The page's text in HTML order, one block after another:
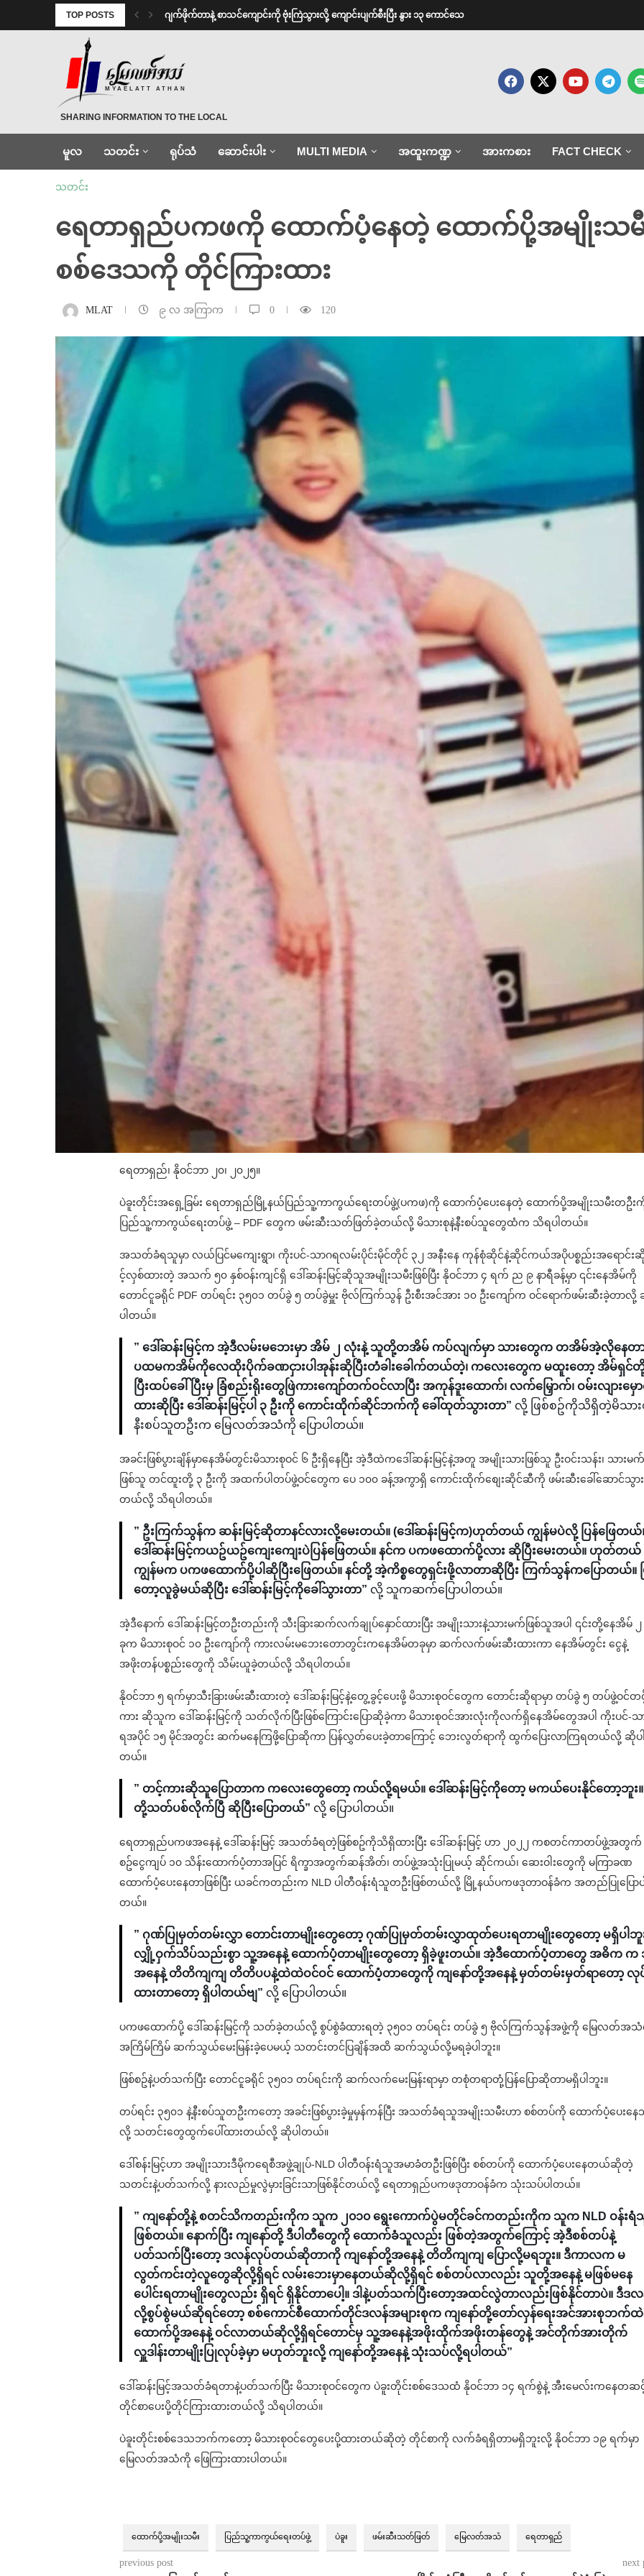
TOP POSTS ⁨⁩ ⁨ဂျက်ဖိုက်တာနဲ့ စာသင်ကျောင်းကို ဗုံးကြဲသွားလို့ ကျောင်းပျက်စီးပြီး နွား ၁၃ ကောင်သေ
MYAELATT ATHAN
SHARING INFORMATION TO THE LOCAL
မူလ သတင်း ရုပ်သံ ဆောင်းပါး MULTI MEDIA အထူးကဏ္ဍ အားကစား FACT CHECK
သတင်း
ရေတာရှည်ပကဖကို ထောက်ပံ့နေတဲ့ ထောက်ပို့အမျိုးသမီ
စစ်ဒေသကို တိုင်ကြားထား
MLAT ၉ လ အကြာက 0 120
ရေတာရှည်၊ နိုဝင်ဘာ ၂၀၊ ၂၀၂၅။
ပဲခူးတိုင်းအရှေ့ခြမ်း ရေတာရှည်မြို့နယ်ပြည်သူ့ကာကွယ်ရေးတပ်ဖွဲ့(ပကဖ)ကို ထောက်ပံ့ပေးနေတဲ့ ထောက်ပို့အမျိုးသမီးတဦး
ပြည်သူ့ကာကွယ်ရေးတပ်ဖွဲ့ – PDF တွေက ဖမ်းဆီးသတ်ဖြတ်ခဲ့တယ်လို့ မိသားစုနဲ့နီးစပ်သူတွေထံက သိရပါတယ်။
အသတ်ခံရသူမှာ လယ်ပြင်မကျေးရွာ၊ ကိုးပင်-သာဂရလမ်းပိုင်းမိုင်တိုင် ၃၂ အနီးနေ ကုန်စုံဆိုင်နဲ့ဆိုင်ကယ်အပိုပစ္စည်းအရောင်း
င့်လှစ်ထားတဲ့ အသက် ၅၀ နှစ်ဝန်းကျင်ရှိ ဒေါ်ဆန်းမြင့်ဆိုသူအမျိုးသမီးဖြစ်ပြီး နိုဝင်ဘာ ၄ ရက် ည ၉ နာရီခန့်မှာ ၎င်းနေအိမ်ကို
တောင်ငူခရိုင် PDF တပ်ရင်း ၃၅၀၁ တပ်ခွဲ ၅ တပ်ခွဲမှူး ဗိုလ်ကြက်သွန် ဦးစီးအင်အား ၁၀ ဦးကျော်က ဝင်ရောက်ဖမ်းဆီးခဲ့တာလို့
ပါတယ်။
” ဒေါ်ဆန်းမြင့်က အဲ့ဒီလမ်းမဘေးမှာ အိမ် ၂ လုံးနဲ့ သူတို့တအိမ် ကပ်လျက်မှာ သားတွေက တအိမ်အဲ့လိုနေတာ
ပထမကအိမ်ကိုလေထိုးပိုက်ခဏငှားပါအုန်းဆိုပြီးတံခါးခေါက်တယ်တဲ့၊ ကလေးတွေက မထူးတော့ အိမ်ရှင်
ပြီးထပ်ခေါ်ပြီးမှ ခြံစည်းရိုးတွေဖြဲကားကျော်တက်ဝင်လာပြီး အကုန်ဒူးထောက်၊ လက်မြှောက်၊ ဝမ်းလျားမှေ
ထားဆိုပြီး ဒေါ်ဆန်းမြင့်ပါ ၃ ဦးကို ကောင်းထိုက်ဆိုင်ဘက်ကို ခေါ်ထုတ်သွားတာ” လို့ ဖြစ်စဥ်ကိုသိရှိတဲ့မိသား
နီးစပ်သူတဦးက မြေလတ်အသံကို ပြောပါတယ်။
အခင်းဖြစ်ပွားချိန်မှာနေအိမ်တွင်းမိသားစုဝင် ၆ ဦးရှိနေပြီး အဲ့ဒီထဲကဒေါ်ဆန်းမြင့်နဲ့အတူ အမျိုးသားဖြစ်သူ ဦးဝင်းသန်း၊ သားမက်
ဖြစ်သူ တင်ထူးတို့ ၃ ဦးကို အထက်ပါတပ်ဖွဲ့ဝင်တွေက ပေ ၁၀၀ ခန့်အကွာရှိ ကောင်းထိုက်စျေးဆိုင်ဆီကို ဖမ်းဆီးခေါ်ဆောင်သွား
တယ်လို့ သိရပါတယ်။
” ဦးကြက်သွန်က ဆန်းမြင့်ဆိုတာနင်လားလို့မေးတယ်။ (ဒေါ်ဆန်းမြင့်က)ဟုတ်တယ် ကျွန်မပဲလို့ ပြန်ဖြေတယ်
ဒေါ်ဆန်းမြင့်ကယဥ်ယဥ်ကျေးကျေးပဲပြန်ဖြေတယ်။ နင်က ပကဖထောက်ပို့လား ဆိုပြီးမေးတယ်။ ဟုတ်တယ်
ကျွန်မက ပကဖထောက်ပို့ပါဆိုပြီးဖြေတယ်။ နင်တို့ အဲ့ကိစ္စတွေရှင်းဖို့လာတာဆိုပြီး ကြက်သွန်ကပြောတယ်။ ပ
တော့လူခွဲမယ်ဆိုပြီး ဒေါ်ဆန်းမြင့်ကိုခေါ်သွားတာ” လို့ သူကဆက်ပြောပါတယ်။
အဲ့ဒီနောက် ဒေါ်ဆန်းမြင့်တဦးတည်းကို သီးခြားဆက်လက်ချုပ်နှောင်ထားပြီး အမျိုးသားနဲ့သားမက်ဖြစ်သူအပါ ၎င်းတို့နေအိမ် ၂
ခုက မိသားစုဝင် ၁၀ ဦးကျော်ကို ကားလမ်းမဘေးတောတွင်းကနေအိမ်တခုမှာ ဆက်လက်ဖမ်းဆီးထားကာ နေအိမ်တွင်း ငွေနဲ့
အဖိုးတန်ပစ္စည်းတွေကို သိမ်းယူခဲ့တယ်လို့ သိရပါတယ်။
နိုဝင်ဘာ ၅ ရက်မှာသီးခြားဖမ်းဆီးထားတဲ့ ဒေါ်ဆန်းမြင့်နဲ့တွေ့ခွင့်ပေးဖို့ မိသားစုဝင်တွေက တောင်းဆိုရာမှာ တပ်ခွဲ ၅ တပ်ဖွဲ့ဝင်တ
ကား ဆိုသူက ဒေါ်ဆန်းမြင့်ကို သတ်လိုက်ပြီးဖြစ်ကြောင်းပြောဆိုခဲ့ကာ မိသားစုဝင်အားလုံးကိုလက်ရှိနေအိမ်တွေအပါ ကိုးပင်-သ
ရအပိုင် ၁၅ မိုင်အတွင်း ဆက်မနေကြဖို့ပြောဆိုကာ ပြန်လွှတ်ပေးခဲ့တာကြောင့် ဘေးလွတ်ရာကို ထွက်ပြေးလာကြရတယ်လို့ ဆိုပါ
တယ်။
” တင့်ကားဆိုသူပြောတာက ကလေးတွေတော့ ကယ်လို့ရမယ်။ ဒေါ်ဆန်းမြင့်ကိုတော့ မကယ်ပေးနိုင်တော့ဘူး။
တို့သတ်ပစ်လိုက်ပြီ ဆိုပြီးပြောတယ်” လို့ ပြောပါတယ်။
ရေတာရှည်ပကဖအနေနဲ့ ဒေါ်ဆန်းမြင့် အသတ်ခံရတဲ့ဖြစ်စဥ်ကိုသိရှိထားပြီး ဒေါ်ဆန်းမြင့် ဟာ ၂၀၂၂ ကစတင်ကာတပ်ဖွဲ့အတွ
စဥ်ငွေကျပ် ၁၀ သိန်းထောက်ပံ့တာအပြင် ရိက္ခာအတွက်ဆန်အိတ်၊ တပ်ဖွဲ့အသုံးပြုမယ့် ဆိုင်ကယ်၊ ဆေးဝါးတွေကို မကြာခဏ
ထောက်ပံ့ပေးနေတာဖြစ်ပြီး ယခင်ကတည်းက NLD ပါတီဝန်းရံသူတဦးဖြစ်တယ်လို့ မြို့နယ်ပကဖဒုတာဝန်ခံက အတည်ပြုပြောပ
တယ်။
” ဂုဏ်ပြုမှတ်တမ်းလွှာ တောင်းတာမျိုးတွေတော့ ဂုဏ်ပြုမှတ်တမ်းလွှာထုတ်ပေးရတာမျိုးတွေတော့ မရှိပါဘူ
လျှို့ဝှက်သိပ်သည်းစွာ သူ့အနေနဲ့ ထောက်ပံ့တာမျိုးတွေတော့ ရှိခဲ့ဖူးတယ်။ အဲ့ဒီထောက်ပံ့တာတွေ အဓိက က
အနေနဲ့ တိတိကျကျ တိတိပပနဲ့ထဲထဲဝင်ဝင် ထောက်ပံ့တာတွေကို ကျနော်တို့အနေနဲ့ မှတ်တမ်းမှတ်ရာတော့ လု
ထားတာတော့ ရှိပါတယ်ဗျ” လို့ ပြောပါတယ်။
ပကဖထောက်ပို့ ဒေါ်ဆန်းမြင့်ကို သတ်ခဲ့တယ်လို့ စွပ်စွဲခံထားရတဲ့ ၃၅၀၁ တပ်ရင်း တပ်ခွဲ ၅ ဗိုလ်ကြက်သွန်အဖွဲ့ကို မြေလတ်အ
အကြိမ်ကြိမ် ဆက်သွယ်မေးမြန်းခဲ့ပေမယ့် သတင်းတင်ပြချိန်အထိ ဆက်သွယ်လို့မရခဲ့ပါဘူး။
ဖြစ်စဥ်နဲ့ပတ်သက်ပြီး တောင်ငူခရိုင် ၃၅၀၁ တပ်ရင်းကို ဆက်လက်မေးမြန်းရာမှာ တစုံတရာတုံ့ပြန်ပြောဆိုတာမရှိပါဘူး။
တပ်ရင်း ၃၅၀၁ နဲ့နီးစပ်သူတဦးကတော့ အခင်းဖြစ်ပွားခဲ့မှုမှန်ကန်ပြီး အသတ်ခံရသူအမျိုးသမီးဟာ စစ်တပ်ကို ထောက်ပံ့ပေးနေ
လို့ သတင်းတွေထွက်ပေါ်ထားတယ်လို့ ဆိုပါတယ်။
ဒေါ်စန်းမြင့်ဟာ အမျိုးသားဒီမိုကရေစီအဖွဲ့ချုပ်-NLD ပါတီဝန်းရံသူအမာခံတဦးဖြစ်ပြီး စစ်တပ်ကို ထောက်ပံ့ပေးနေတယ်ဆိုတဲ့
သတင်းနဲ့ပတ်သက်လို့ နားလည်မှုလွဲမှားခြင်းသာဖြစ်နိုင်တယ်လို့ ရေတာရှည်ပကဖဒုတာဝန်ခံက သုံးသပ်ပါတယ်။
” ကျနော်တို့နဲ့ စတင်သိကတည်းကိုက သူက ၂၀၁၀ ရွေးကောက်ပွဲမတိုင်ခင်ကတည်းကိုက သူက NLD ဝန်းရံ
ဖြစ်တယ်။ နောက်ပြီး ကျနော်တို့ ဒီပါတီတွေကို ထောက်ခံသူလည်း ဖြစ်တဲ့အတွက်ကြောင့် အဲ့ဒီစစ်တပ်နဲ့
ပတ်သက်ပြီးတော့ ဒလန်လုပ်တယ်ဆိုတာကို ကျနော်တို့အနေနဲ့ တိတိကျကျ ပြောလို့မရဘူး။ ဒီကာလက မ
လွတ်ကင်းတဲ့လူတွေဆိုလို့ရှိရင် လမ်းဘေးမှာနေတယ်ဆိုလို့ရှိရင် စစ်တပ်လာလည်း သူတို့အနေနဲ့ မဖြစ်မနေ
ပေါင်းရတာမျိုးတွေလည်း ရှိရင် ရှိနိုင်တာပေါ့။ ဒါနဲ့ပတ်သက်ပြီးတော့အထင်လွဲတာလည်းဖြစ်နိုင်တာပဲ။ ဒီဒလ
လို့စွပ်စွဲမယ်ဆိုရင်တော့ စစ်ကောင်စီထောက်တိုင်ဒလန်အများစုက ကျနော်တို့တော်လှန်ရေးအင်အားစုဘက်
ထောက်ပို့အနေနဲ့ ဝင်လာတယ်ဆိုလို့ရှိရင်တောင်မှ သူ့အနေနဲ့အဖိုးထိုက်အဖိုးတန်တွေနဲ့ အင်တိုက်အားတိုက်
လှူဒါန်းတာမျိုးပြုလုပ်ခဲ့မှာ မဟုတ်ဘူးလို့ ကျနော်တို့အနေနဲ့ သုံးသပ်လို့ရပါတယ်”
ဒေါ်ဆန်းမြင့်အသတ်ခံရတာနဲ့ပတ်သက်ပြီး မိသားစုဝင်တွေက ပဲခူးတိုင်းစစ်ဒေသထံ နိုဝင်ဘာ ၁၄ ရက်စွဲနဲ့ အီးမေလ်းကနေတဆ
တိုင်စာပေးပို့တိုင်ကြားထားတယ်လို့ သိရပါတယ်။
ပဲခူးတိုင်းစစ်ဒေသဘက်ကတော့ မိသားစုဝင်တွေပေးပို့ထားတယ်ဆိုတဲ့ တိုင်စာကို လက်ခံရရှိတာမရှိဘူးလို့ နိုဝင်ဘာ ၁၉ ရက်မှာ
မြေလတ်အသံကို ဖြေကြားထားပါတယ်။
ထောက်ပို့အမျိုးသမီး ပြည်သူ့ကာကွယ်ရေးတပ်ဖွဲ့ ပဲခူး ဖမ်းဆီးသတ်ဖြတ် မြေလတ်အသံ ရေတာရှည်
previous post next